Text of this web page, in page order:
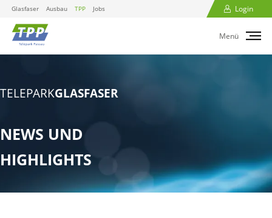
Glasfaser Ausbau TPP Jobs Login
Menü
TELEPARKGLASFASER
NEWS UND
HIGHLIGHTS